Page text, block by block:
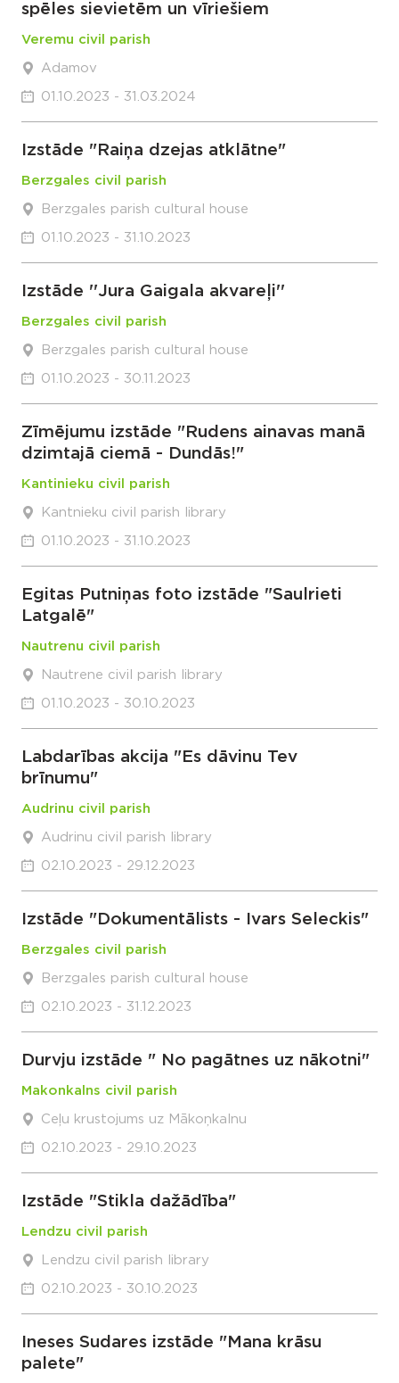
spēles sievietēm un vīriešiem
Veremu civil parish
Adamov
01.10.2023 - 31.03.2024
Izstāde "Raiņa dzejas atklātne"
Berzgales civil parish
Berzgales parish cultural house
01.10.2023 - 31.10.2023
Izstāde ''Jura Gaigala akvareļi''
Berzgales civil parish
Berzgales parish cultural house
01.10.2023 - 30.11.2023
Zīmējumu izstāde "Rudens ainavas manā
dzimtajā ciemā - Dundās!"
Kantinieku civil parish
Kantnieku civil parish library
01.10.2023 - 31.10.2023
Egitas Putniņas foto izstāde "Saulrieti
Latgalē"
Nautrenu civil parish
Nautrene civil parish library
01.10.2023 - 30.10.2023
Labdarības akcija "Es dāvinu Tev
brīnumu"
Audrinu civil parish
Audrinu civil parish library
02.10.2023 - 29.12.2023
Izstāde "Dokumentālists - Ivars Seleckis"
Berzgales civil parish
Berzgales parish cultural house
02.10.2023 - 31.12.2023
Durvju izstāde " No pagātnes uz nākotni"
Makonkalns civil parish
Ceļu krustojums uz Mākoņkalnu
02.10.2023 - 29.10.2023
Izstāde "Stikla dažādība"
Lendzu civil parish
Lendzu civil parish library
02.10.2023 - 30.10.2023
Ineses Sudares izstāde "Mana krāsu
palete"